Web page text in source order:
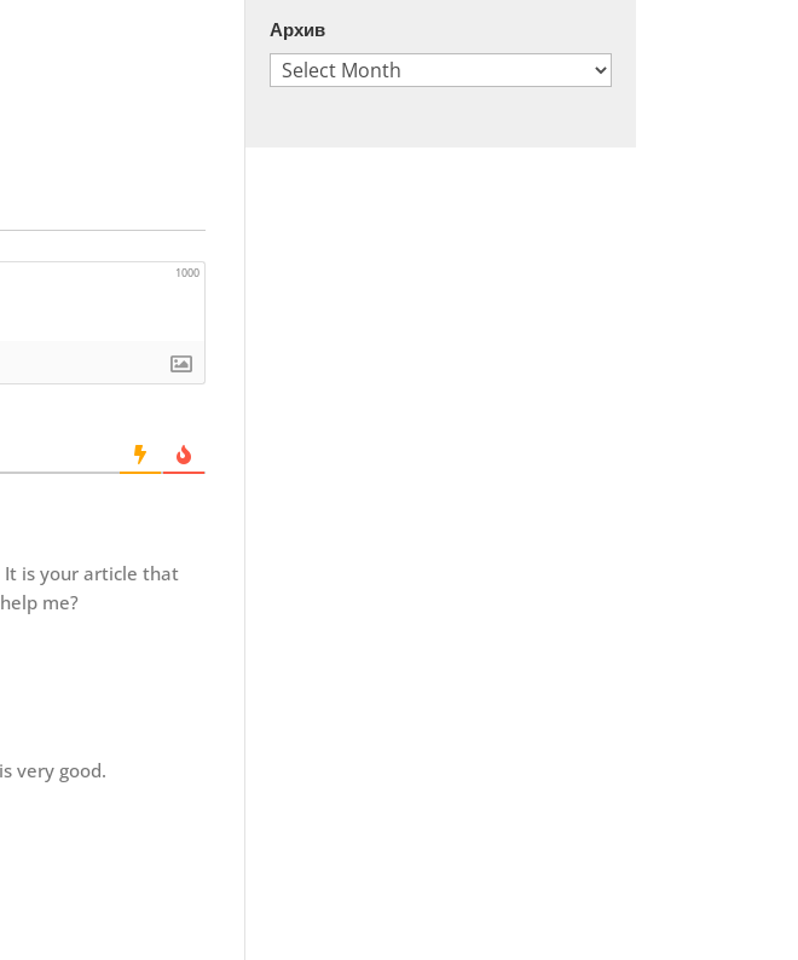
1000
It is your article that
me?
very good.
Архив
Архив